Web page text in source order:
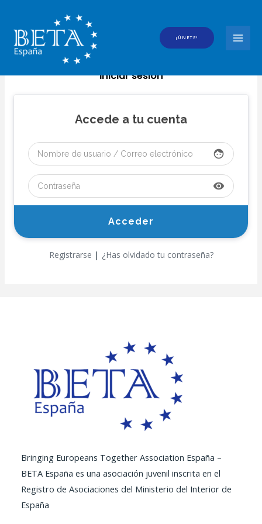
contenido
¡ÚNETE!
Iniciar sesión
Accede a tu cuenta
face
visibility
Registrarse | ¿Has olvidado tu contraseña?
Bringing Europeans Together Association España –
BETA España es una asociación juvenil inscrita en el
Registro de Asociaciones del Ministerio del Interior de
España